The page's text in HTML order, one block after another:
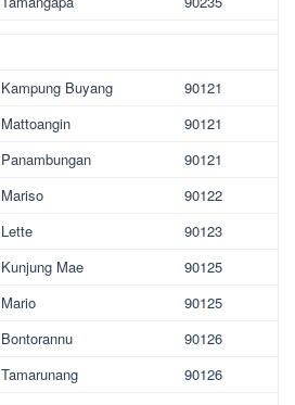
Kampung Buyang
90121
Mattoangin
90121
Panambungan
90121
Mariso
90122
Lette
90123
Kunjung Mae
90125
Mario
90125
Bontorannu
90126
Tamarunang
90126